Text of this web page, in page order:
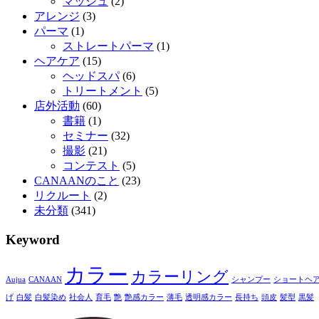
アレンジ (3)
パーマ (1)
ストレートパーマ (1)
ヘアケア (15)
ヘッドスパ(6)
トリートメント (5)
店外活動 (60)
書籍 (1)
セミナー (32)
撮影 (21)
コンテスト (5)
CANAANのこと (23)
リクルート (2)
未分類 (341)
Keyword
Aujua CANAAN カラー カラーリング シャンプー ショートヘア
げ 白髪 白髪染め 社会人 育毛 艶 艶感カラー 薄毛 透明感カラー 長持ち 頭皮 髪型 黒髪